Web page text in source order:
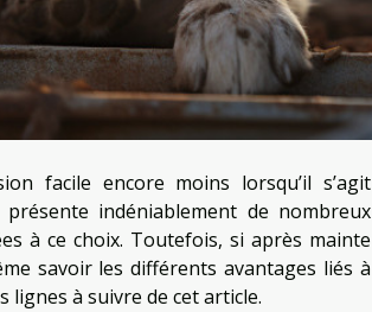
facile encore moins lorsqu’il s’agit
indéniablement de nombreux
à ce choix. Toutefois, si après mainte
savoir les différents avantages liés à
lignes à suivre de cet article.